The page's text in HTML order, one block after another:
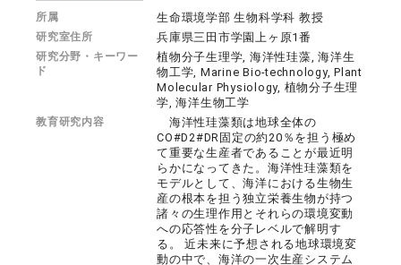
所属 生命環境学部 生物科学科 教授
研究室住所 兵庫県三田市学園上ヶ原1番
研究分野・キーワー
ド
植物分子生理学, 海洋性珪藻, 海洋生
物工学, Marine Bio-technology, Plant
Molecular Physiology, 植物分子生理
学, 海洋生物工学
教育研究内容
海洋性珪藻類は地球全体の
CO#D2#DR固定の約20％を担う極め
て重要な生産者であることが最近明
らかになってきた。海洋性珪藻類を
モデルとして、海洋における生物生
産の根本を担う独立栄養生物が持つ
諸々の生理作用とそれらの環境変動
への応答性を分子レベルで解明す
る。 近未来に予想される地球環境変
動の中で、海洋の一次生産システム